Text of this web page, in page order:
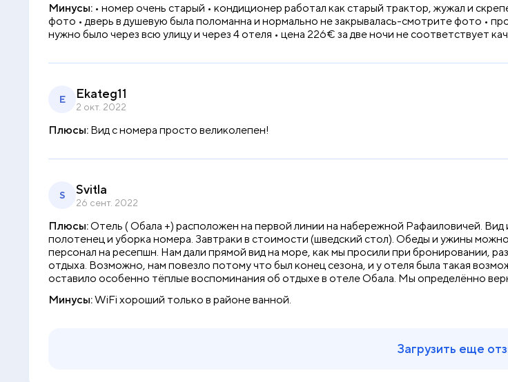
Минусы: • номер очень старый • кондиционер работал как старый трактор, жужал и
фото • дверь в душевую была поломанна и нормально не закрывалась-смотрите фото •
нужно было через всю улицу и через 4 отеля • цена 226€ за две ночи не соответствует
E Ekateg11
2 окт. 2022
Плюсы: Вид с номера просто великолепен!
S Svitla
26 сент. 2022
Плюсы:Отель ( Обала +) расположен на первой линии на набережной Рафаиловичей.
полотенец и уборка номера. Завтраки в стоимости (шведский стол). Обеды и ужины
персонал на ресепшн. Нам дали прямой вид на море, как мы просили при бронировании,
отдыха. Возможно, нам повезло потому что был конец сезона, и у отеля была такая
оставило особенно тёплые воспоминания об отдыхе в отеле Обала. Мы определённо
Минусы:WiFi хороший только в районе ванной.
Загрузить еще